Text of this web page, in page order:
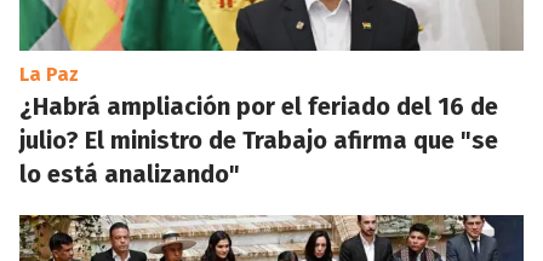
La Paz
¿Habrá ampliación por el feriado del 16 de
julio? El ministro de Trabajo afirma que "se
lo está analizando"